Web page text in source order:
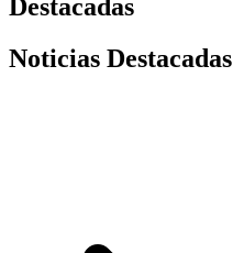
Destacadas
Noticias Destacadas